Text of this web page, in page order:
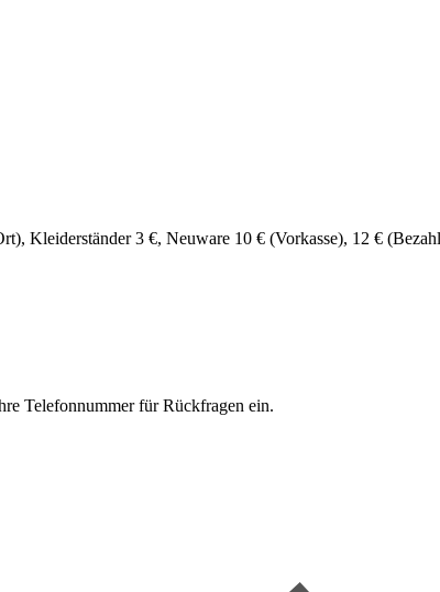
Kleiderständer 3 €, Neuware 10 € (Vorkasse), 12 €
Telefonnummer für Rückfragen ein.